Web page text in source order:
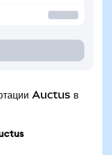
Auctus в